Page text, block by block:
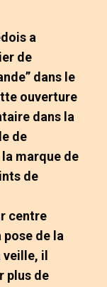
a
de
dans le
ouverture
dans la
de
la marque de
de
centre
de la
il
plus de